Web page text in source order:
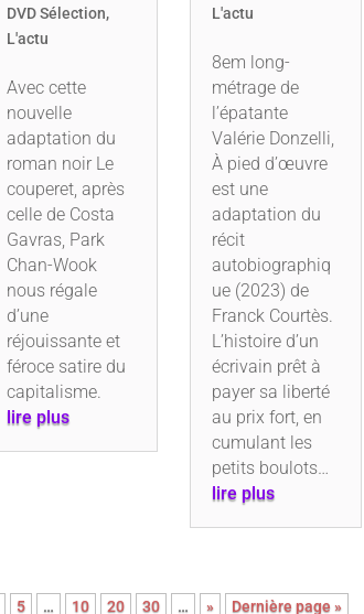
DVD Sélection,
L'actu
Avec cette
nouvelle
adaptation du
roman noir Le
couperet, après
celle de Costa
Gavras, Park
Chan-Wook
nous régale
d’une
réjouissante et
féroce satire du
capitalisme.
lire plus
L'actu
8em long-
métrage de
l’épatante
Valérie Donzelli,
À pied d’œuvre
est une
adaptation du
récit
autobiographiq
ue (2023) de
Franck Courtès.
L’histoire d’un
écrivain prêt à
payer sa liberté
au prix fort, en
cumulant les
petits boulots…
lire plus
5 … 10 20 30 … » Dernière page »